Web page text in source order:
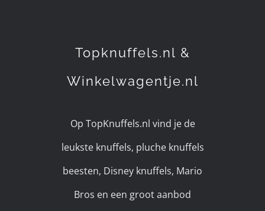
Topknuffels.nl &
Winkelwagentje.nl
Op TopKnuffels.nl vind je de
leukste knuffels, pluche knuffels
beesten, Disney knuffels, Mario
Bros en een groot aanbod